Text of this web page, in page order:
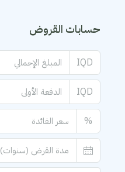
حسابات القروض
IQD
IQD
%